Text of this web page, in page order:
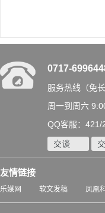
0717-
服务热线（免长
周一到周六
QQ客服：421/
交谈
友情链接
乐媒网 软文发稿 凤凰